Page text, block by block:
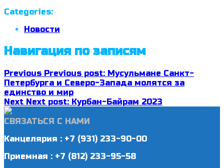
Categories:
Новости
Навигация по записям
Previous Previous post: Мусульмане Санкт-
Петербурга и Северо-Запада молятся за
единство и мир
Next Next post: Курбан-Байрам 2023
СВЯЗАТЬСЯ С НАМИ
Канцелярия : +7 (931) 233-90-00
Приемная : +7 (812) 233-95-58